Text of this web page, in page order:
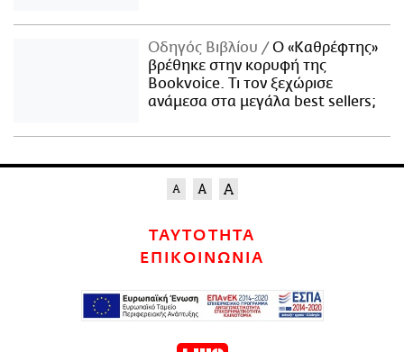
Οδηγός Βιβλίου
Ο «Καθρέφτης»
βρέθηκε στην κορυφή της
Bookvoice. Τι τον ξεχώρισε
ανάμεσα στα μεγάλα best sellers;
ΤΑΥΤΟΤΗΤΑ
ΕΠΙΚΟΙΝΩΝΙΑ